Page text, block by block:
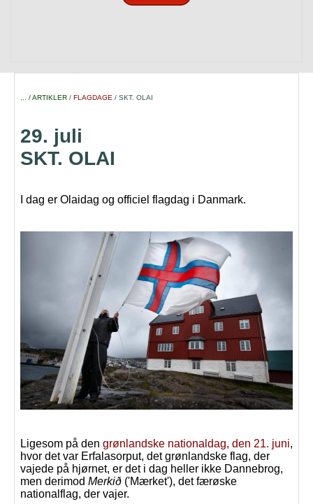
... / ARTIKLER / FLAGDAGE / SKT. OLAI
29. juli
SKT. OLAI
I dag er Olaidag og officiel flagdag i Danmark.
Ligesom på den grønlandske nationaldag, den 21. juni,
hvor det var Erfalasorput, det grønlandske flag, der
vajede på hjørnet, er det i dag heller ikke Dannebrog,
men derimod Merkið ('Mærket'), det færøske
nationalflag, der vajer.